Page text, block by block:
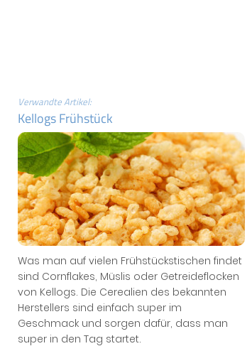
Verwandte Artikel:
Kellogs Frühstück
Was man auf vielen Frühstückstischen findet
sind Cornflakes, Müslis oder Getreideflocken
von Kellogs. Die Cerealien des bekannten
Herstellers sind einfach super im
Geschmack und sorgen dafür, dass man
super in den Tag startet.